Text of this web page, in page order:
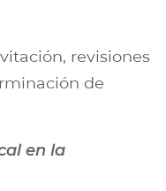
revisiones
de
en la